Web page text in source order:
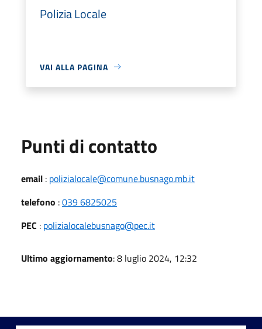
Polizia Locale
VAI ALLA PAGINA
Punti di contatto
email : polizialocale@comune.busnago.mb.it
telefono :039 6825025
PEC : polizialocalebusnago@pec.it
Ultimo aggiornamento: 8 luglio 2024, 12:32